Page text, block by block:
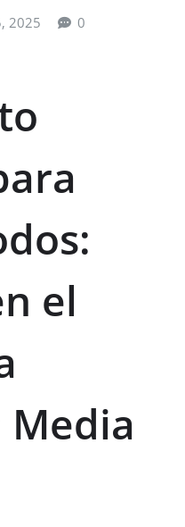
2025 0
el
Media